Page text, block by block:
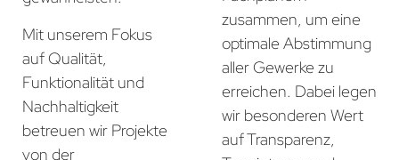
Mit unserem Fokus
auf Qualität,
Funktionalität und
Nachhaltigkeit
betreuen wir Projekte
von der
zusammen, um eine
optimale Abstimmung
aller Gewerke zu
erreichen. Dabei legen
wir besonderen Wert
auf Transparenz,